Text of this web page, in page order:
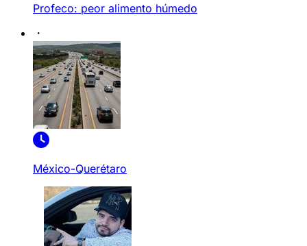
Profeco: peor alimento húmedo
México-Querétaro